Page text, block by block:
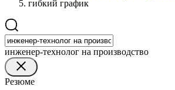
гибкий график
инженер-технолог на производство
Резюме